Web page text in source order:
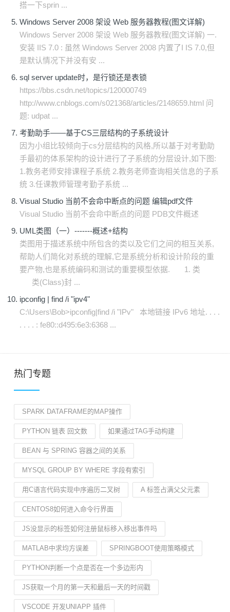
搭一下sprin ...
Windows Server 2008 架设 Web 服务器教程(图文详解)
Windows Server 2008 架设 Web 服务器教程(图文详解) 一.
安装 IIS 7.0 : 虽然 Windows Server 2008 内置了I IS 7.0,但
是默认情况下并没有安 ...
sql server update时，是行锁还是表锁
https://bbs.csdn.net/topics/120000749
http://www.cnblogs.com/s021368/articles/2148659.html 问
题: udpat ...
考勤助手——基于CS三层结构的子系统设计
因为小组比较倾向于cs分层结构的风格,所以基于对考勤助
手最初的体系架构的设计进行了子系统的分层设计,如下图:
1.教务老师安排课程子系统 2.教务老师查询相关信息的子系
统 3.任课教师管理考勤子系统 ...
Visual Studio 当前不会命中断点的问题 编辑pdf文件
Visual Studio 当前不会命中断点的问题 PDB文件概述
UML类图（一）-------概述+结构
类图用于描述系统中所包含的类以及它们之间的相互关系,
帮助人们简化对系统的理解,它是系统分析和设计阶段的重
要产物,也是系统编码和测试的重要模型依据. 1. 类
类(Class)封 ...
ipconfig | find /i "ipv4"
C:\Users\Bob>ipconfig|find /i "IPv" 本地链接 IPv6 地址. . . .
. . . . : fe80::d495:6e3:6368 ...
热门专题
SPARK DATAFRAME的MAP操作
PYTHON 链表 回文数 如果通过TAG手动构建
BEAN 与 SPRING 容器之间的关系
MYSQL GROUP BY WHERE 字段有索引
用C语言代码实现中序遍历二叉树 A 标签占满父父元素
CENTOS8如何进入命令行界面
JS没显示的标签如何注册鼠标移入移出事件吗
MATLAB中求均方误差 SPRINGBOOT使用策略模式
PYTHON判断一个点是否在一个多边形内
JS获取一个月的第一天和最后一天的时间戳
VSCODE 开发UNIAPP 插件